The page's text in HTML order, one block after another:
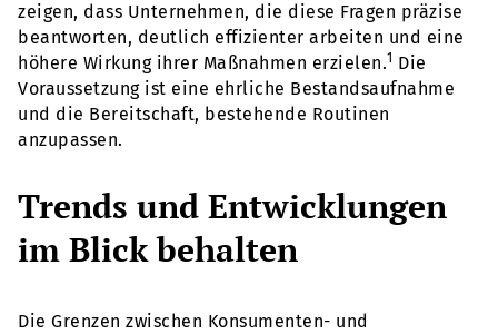
zeigen, dass Unternehmen, die diese Fragen präzise
beantworten, deutlich effizienter arbeiten und eine
höhere Wirkung ihrer Maßnahmen erzielen.1 Die
Voraussetzung ist eine ehrliche Bestandsaufnahme
und die Bereitschaft, bestehende Routinen
anzupassen.
Trends und Entwicklungen
im Blick behalten
Die Grenzen zwischen Konsumenten- und